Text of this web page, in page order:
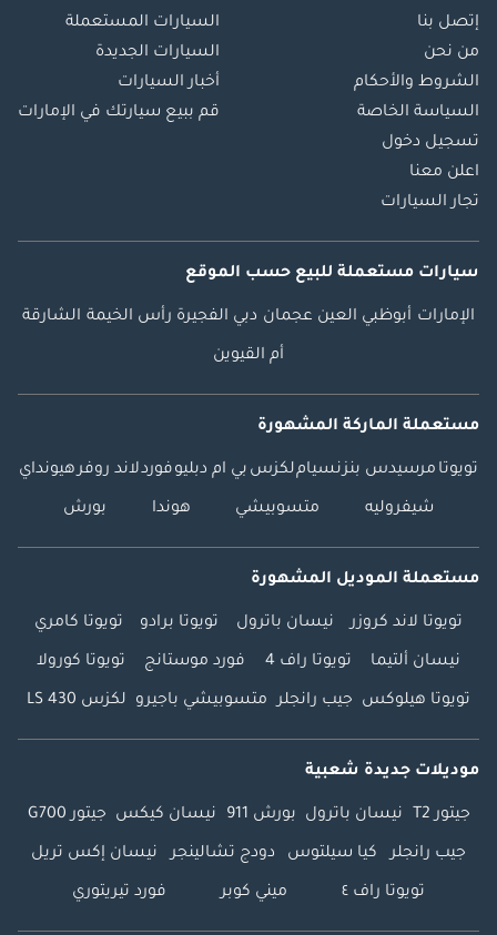
إتصل بنا
من نحن
الشروط والأحكام
السياسة الخاصة
تسجيل دخول
اعلن معنا
تجار السيارات
السيارات المستعملة
السيارات الجديدة
أخبار السيارات
قم ببيع سيارتك في الإمارات
سيارات مستعملة للبيع حسب الموقع
الإمارات أبوظبي العين عجمان دبي الفجيرة رأس الخيمة الشارقة
أم القيوين
مستعملة الماركة المشهورة
تويوتا مرسيدس بنزنسياملكزس بي ام دبليوفوردلاند روفرهيونداي
شيفروليه متسوبيشي هوندا بورش
مستعملة الموديل المشهورة
تويوتا لاند كروزر نيسان باترول تويوتا برادو تويوتا كامري
نيسان ألتيما تويوتا راف 4 فورد موستانج تويوتا كورولا
تويوتا هيلوكس جيب رانجلر متسوبيشي باجيرو لكزس LS 430
موديلات جديدة شعبية
جيتور T2 نيسان باترول بورش 911 نيسان كيكس جيتور G700
جيب رانجلر كيا سيلتوس دودج تشالينجر نيسان إكس تريل
تويوتا راف ٤ ميني كوبر فورد تيريتوري